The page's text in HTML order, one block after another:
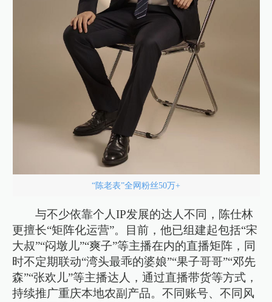
“陈老表”全网粉丝50万+
与不少依靠个人IP发展的达人不同，陈仕林
更擅长“矩阵化运营”。目前，他已组建起包括“宋
大叔”“闷墩儿”“爽子”等主播在内的直播矩阵，同
时不定期联动“湾头最乖的婆娘”“果子哥哥”“邓先
森”“张欢儿”等主播达人，通过直播带货等方式，
持续推广重庆本地农副产品。不同账号、不同风